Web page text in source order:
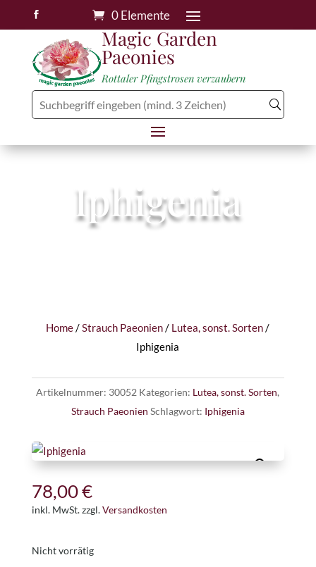
 0 Elemente
Magic Garden
Paeonies
Rottaler Pfingstrosen verzaubern
Iphigenia
Home/Strauch Paeonien/ Lutea, sonst. Sorten/
Iphigenia
Artikelnummer: 30052 Kategorien: Lutea, sonst. Sorten,
Strauch Paeonien Schlagwort: Iphigenia
78,00€
inkl. MwSt. zzgl.Versandkosten
Nicht vorrätig